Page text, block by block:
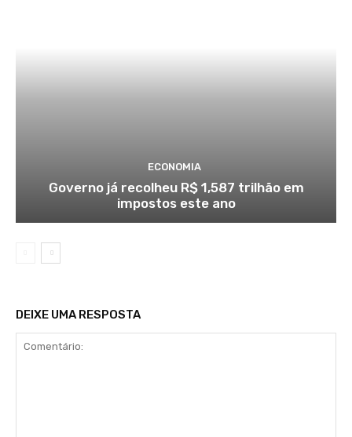
ECONOMIA
Governo já recolheu R$ 1,587 trilhão em
impostos este ano
DEIXE UMA RESPOSTA